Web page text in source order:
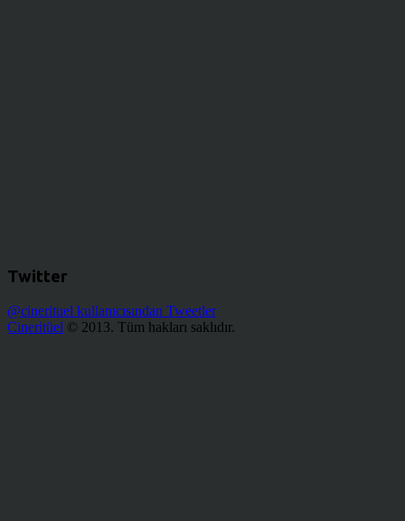
Twitter
@cinerituel kullanıcısından Tweetler
Cineritüel © 2013. Tüm hakları saklıdır.